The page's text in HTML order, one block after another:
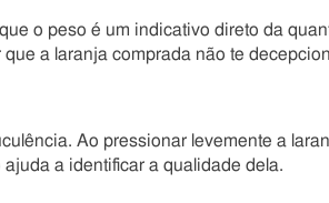
o peso é um indicativo direto da
a laranja comprada não te
Ao pressionar levemente a
a identificar a qualidade dela.